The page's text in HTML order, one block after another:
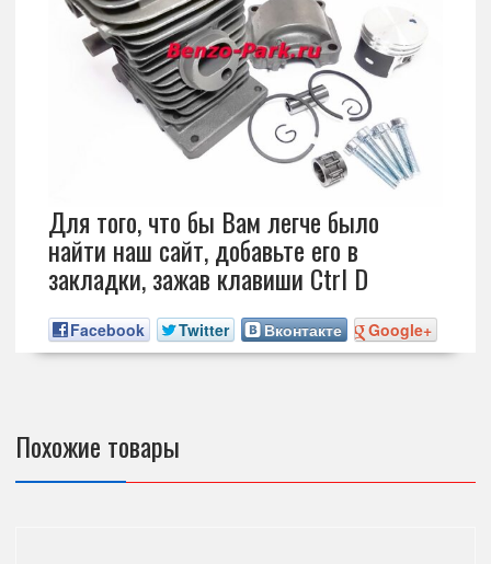
Для того, что бы Вам легче было
найти наш сайт, добавьте его в
закладки, зажав клавиши Ctrl D
Facebook Twitter Вконтакте Google+
Похожие товары